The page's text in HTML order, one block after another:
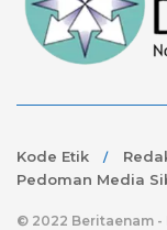
Kode Etik
Pedoman Media
© 2022 Beritaenam